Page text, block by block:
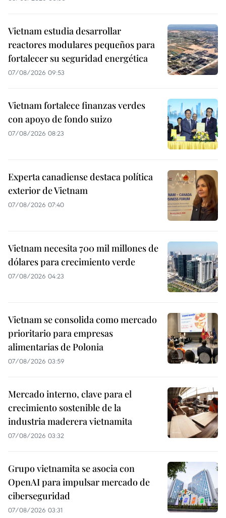
Vietnam estudia desarrollar
reactores modulares pequeños para
fortalecer su seguridad energética
07/08/2026 09:53
Vietnam fortalece finanzas verdes
con apoyo de fondo suizo
07/08/2026 08:23
Experta canadiense destaca política
exterior de Vietnam
07/08/2026 07:40
Vietnam necesita 700 mil millones de
dólares para crecimiento verde
07/08/2026 04:23
Vietnam se consolida como mercado
prioritario para empresas
alimentarias de Polonia
07/08/2026 03:59
Mercado interno, clave para el
crecimiento sostenible de la
industria maderera vietnamita
07/08/2026 03:32
Grupo vietnamita se asocia con
OpenAI para impulsar mercado de
ciberseguridad
07/08/2026 03:31